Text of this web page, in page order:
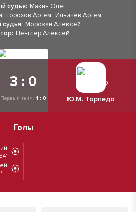
судья: Макин Олег
Горохов Артем, Ильичев Артем
Морозан Алексей
Ценглер Алексей
3 : 0
Первый тайм: 1 : 0 Ю.М. Торпедо
Голы